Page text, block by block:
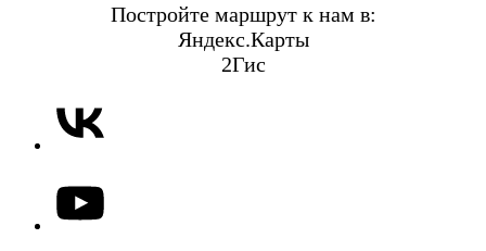
Постройте маршрут к нам в:
Яндекс.Карты
2Гис